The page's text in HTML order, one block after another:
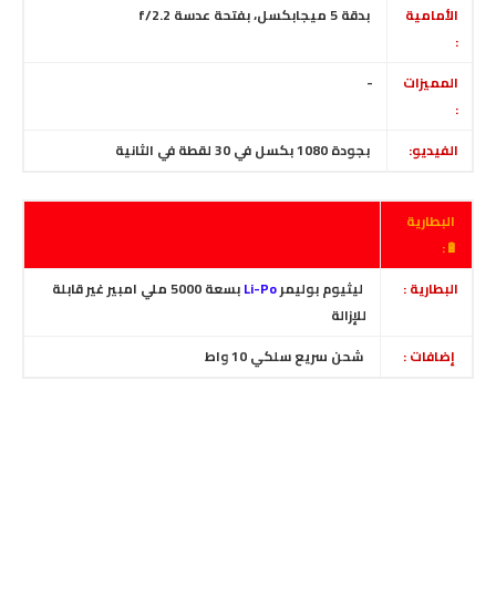
الأمامية
:
بدقة 5 ميجابكسل، بفتحة عدسة f/2.2
المميزات
:
-
الفيديو: بجودة 1080 بكسل في 30 لقطة في الثانية
البطارية
🔋:
البطارية :
ليثيوم بوليمرLi-Po
بسعة 5000 ملي امبير غير قابلة
للإزالة
إضافات :
شحن سريع سلكي 10 واط